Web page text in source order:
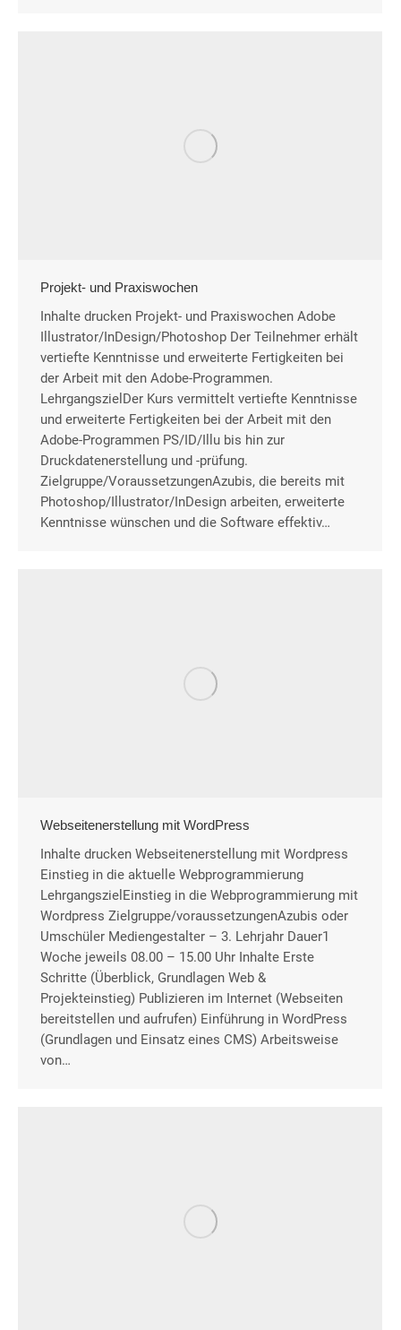
Projekt- und Praxiswochen
Inhalte drucken Projekt- und Praxiswochen Adobe
Illustrator/InDesign/Photoshop Der Teilnehmer erhält
vertiefte Kenntnisse und erweiterte Fertigkeiten bei
der Arbeit mit den Adobe-Programmen.
LehrgangszielDer Kurs vermittelt vertiefte Kenntnisse
und erweiterte Fertigkeiten bei der Arbeit mit den
Adobe-Programmen PS/ID/Illu bis hin zur
Druckdatenerstellung und -prüfung.
Zielgruppe/VoraussetzungenAzubis, die bereits mit
Photoshop/Illustrator/InDesign arbeiten, erweiterte
Kenntnisse wünschen und die Software effektiv…
Webseitenerstellung mit WordPress
Inhalte drucken Webseitenerstellung mit Wordpress
Einstieg in die aktuelle Webprogrammierung
LehrgangszielEinstieg in die Webprogrammierung mit
Wordpress Zielgruppe/voraussetzungenAzubis oder
Umschüler Mediengestalter – 3. Lehrjahr Dauer1
Woche jeweils 08.00 – 15.00 Uhr Inhalte Erste
Schritte (Überblick, Grundlagen Web &
Projekteinstieg) Publizieren im Internet (Webseiten
bereitstellen und aufrufen) Einführung in WordPress
(Grundlagen und Einsatz eines CMS) Arbeitsweise
von…